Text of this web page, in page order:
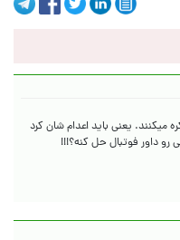
رو داور فوتبال حل کنه؟!!!